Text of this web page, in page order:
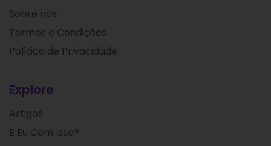
Sobre nós
Termos e Condições
Política de Privacidade
Explore
Artigos
E Eu Com Isso?